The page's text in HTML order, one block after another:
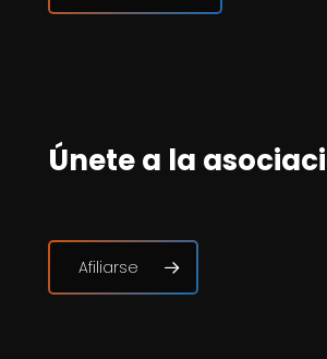
Únete a la
Afiliarse